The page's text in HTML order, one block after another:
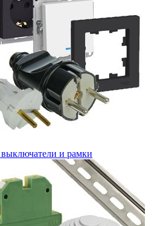
выключатели и рамки